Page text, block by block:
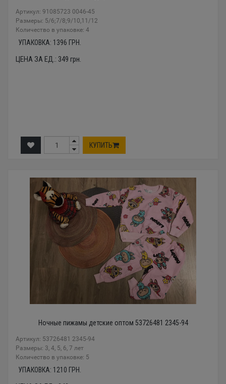
Артикул: 91085723 0046-45
Размеры: 5/6;7/8;9/10,11/12
Количество в упаковке: 4
УПАКОВКА: 1396 ГРН.
ЦЕНА ЗА ЕД.: 349 грн.
КУПИТЬ
Ночные пижамы детские оптом 53726481 2345-94
Артикул: 53726481 2345-94
Размеры: 3, 4, 5, 6, 7 лет
Количество в упаковке: 5
УПАКОВКА: 1210 ГРН.